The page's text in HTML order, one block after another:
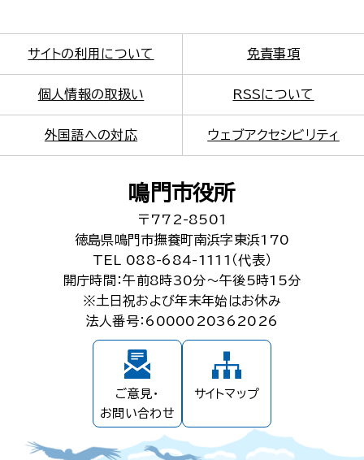
サイトの利用について 免責事項
個人情報の取扱い RSSについて
外国語への対応 ウェブアクセシビリティ
鳴門市役所
〒772-8501
徳島県鳴門市撫養町南浜字東浜170
TEL 088-684-1111（代表）
開庁時間：午前8時30分～午後5時15分
※土日祝および年末年始はお休み
法人番号：6000020362026
ご意見・
お問い合わせ
サイトマップ